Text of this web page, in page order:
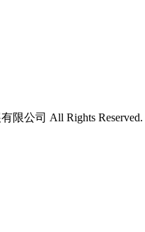
限公司 All Rights Reserved.